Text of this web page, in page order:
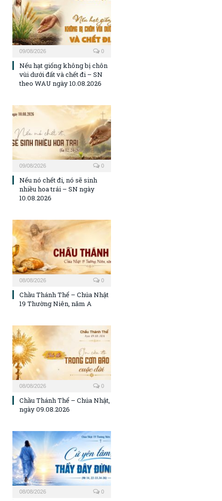
09/08/2026 0
Nếu hạt giống không bị chôn
vùi dưới đất và chết đi – SN
theo WAU ngày 10.08.2026
09/08/2026 0
Nếu nó chết đi, nó sẽ sinh
nhiều hoa trái – SN ngày
10.08.2026
08/08/2026 0
Chầu Thánh Thể – Chúa Nhật
19 Thường Niên, năm A
08/08/2026 0
Chầu Thánh Thể – Chúa Nhật,
ngày 09.08.2026
08/08/2026 0